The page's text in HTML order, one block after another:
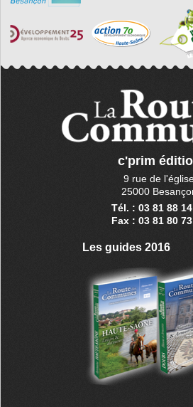
c'prim
9 rue de
25000
Tél. : 03 81 88
Fax : 03 81 80
Les guides 2016